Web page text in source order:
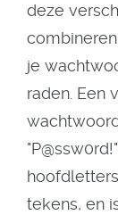
deze
je
raden. Een
tekens, en